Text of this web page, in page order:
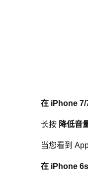
在 iPhone 7/
长按 降低音
当您看到
在 iPhone